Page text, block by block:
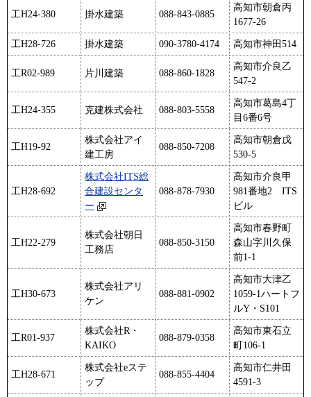
工H24-380 掛水建築 088-843-0885
高知市朝倉丙
1677-26
工H28-726
掛水建築 090-3780-4174 高知市神田514
工R02-989 片川建築 088-860-1828
高知市介良乙
547-2
工H24-355 克建株式会社 088-803-5558
高知市葛島4丁
目6番6号
工H19-92
株式会社アイ
建工房
088-850-7208
高知市朝倉戊
530-5
工H28-692
株式会社ITS総
合建設センタ
ー
088-878-7930
高知市介良甲
981番地2 ITS
ビル
工H22-279
株式会社朝日
工務店
088-850-3150
高知市春野町
森山字川久保
前1-1
工H30-673
株式会社アリ
ケン
088-881-0902
高知市大津乙
1059-1ハートフ
ルY・S101
工R01-937
株式会社R・
KAIKO
088-879-0358
高知市東石立
町106-1
工H28-671
株式会社eステ
ップ
088-855-4404
高知市仁井田
4591-3